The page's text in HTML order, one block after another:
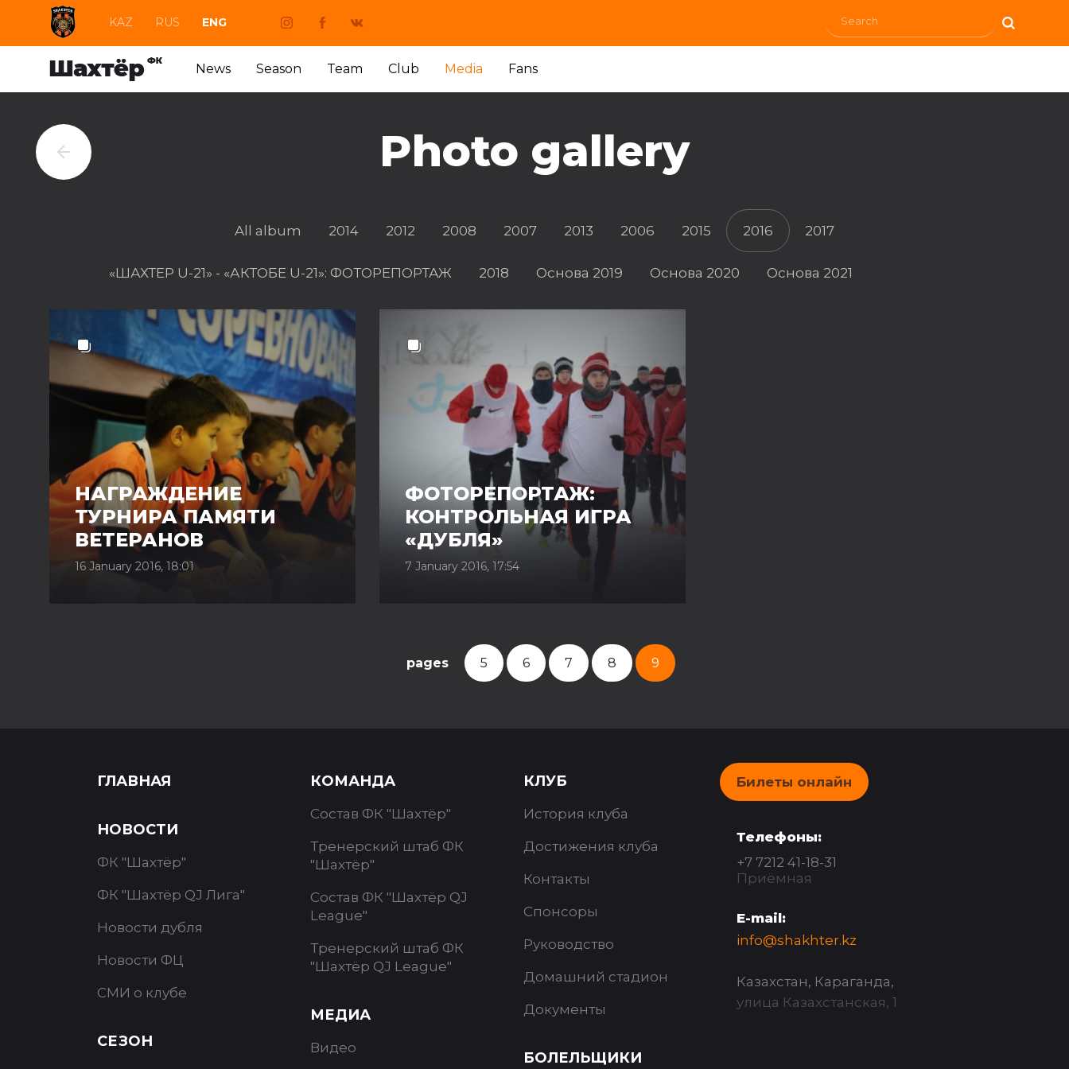
KAZ RUS ENG
News Season Team Club Media Fans
Photo gallery
All album 2014 2012 2008 2007 2013 2006 2015 2016 2017
«ШАХТЕР U-21» - «АКТОБЕ U-21»: ФОТОРЕПОРТАЖ 2018 Основа 2019 Основа 2020 Основа 2021
НАГРАЖДЕНИЕ
ТУРНИРА ПАМЯТИ
ВЕТЕРАНОВ
16 January 2016, 18:01
ФОТОРЕПОРТАЖ:
КОНТРОЛЬНАЯ ИГРА
«ДУБЛЯ»
7 January 2016, 17:54
pages 5 6 7 8 9
ГЛАВНАЯ
НОВОСТИ
ФК "Шахтёр"
ФК "Шахтёр QJ Лига"
Новости дубля
Новости ФЦ
СМИ о клубе
СЕЗОН
КОМАНДА
Состав ФК "Шахтёр"
Тренерский штаб ФК
"Шахтёр"
Состав ФК "Шахтёр QJ
League"
Тренерский штаб ФК
"Шахтёр QJ League"
МЕДИА
Видео
КЛУБ
История клуба
Достижения клуба
Контакты
Спонсоры
Руководство
Домашний стадион
Документы
БОЛЕЛЬЩИКИ
Билеты онлайн
Телефоны:
+7 7212 41-18-31
Приёмная
E-mail:
info@shakhter.kz
Казахстан, Караганда,
улица Казахстанская, 1